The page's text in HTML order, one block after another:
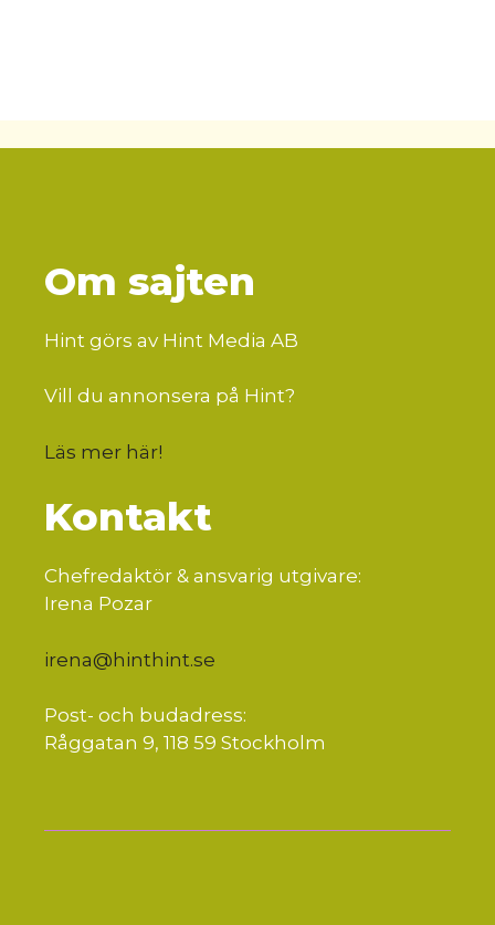
Om sajten
Hint görs av Hint Media AB
Vill du annonsera på Hint?
Läs mer här!
Kontakt
Chefredaktör & ansvarig utgivare:
Irena Pozar
irena@hinthint.se
Post- och budadress:
Råggatan 9, 118 59 Stockholm